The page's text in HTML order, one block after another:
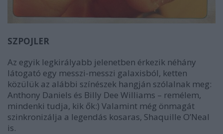
SZPOJLER
Az egyik legkirályabb jelenetben érkezik néhány
látogató egy messzi-messzi galaxisból, ketten
közülük az alábbi színészek hangján szólalnak meg:
Anthony Daniels és Billy Dee Williams – remélem,
mindenki tudja, kik ők:) Valamint még önmagát
szinkronizálja a legendás kosaras, Shaquille O’Neal
is.